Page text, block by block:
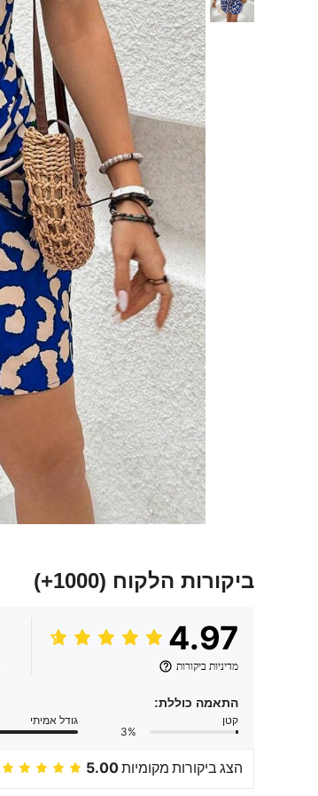
ביקורות הלקוח (1000+)
4.97
מדיניות ביקורות
התאמה כוללת:
קטן
3%
גודל אמיתי
הצג ביקורות מקומיות5.00